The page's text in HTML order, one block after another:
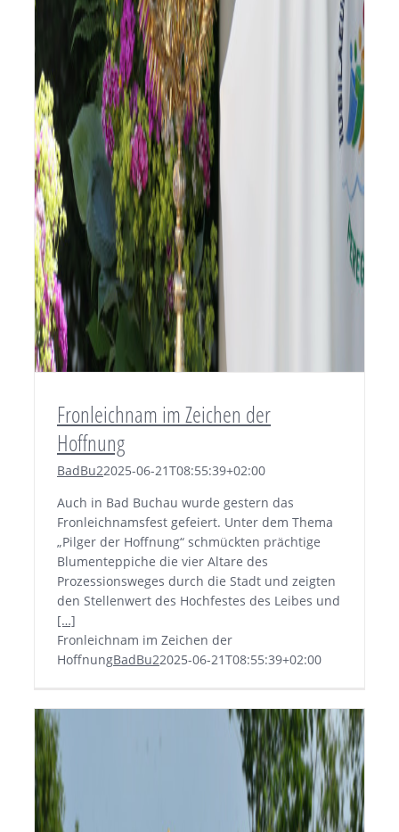
Fronleichnam im Zeichen der
Hoffnung
BadBu22025-06-21T08:55:39+02:00
Auch in Bad Buchau wurde gestern das
Fronleichnamsfest gefeiert. Unter dem Thema
„Pilger der Hoffnung“ schmückten prächtige
Blumenteppiche die vier Altare des
Prozessionsweges durch die Stadt und zeigten
den Stellenwert des Hochfestes des Leibes und
[…]
Fronleichnam im Zeichen der
HoffnungBadBu22025-06-21T08:55:39+02:00